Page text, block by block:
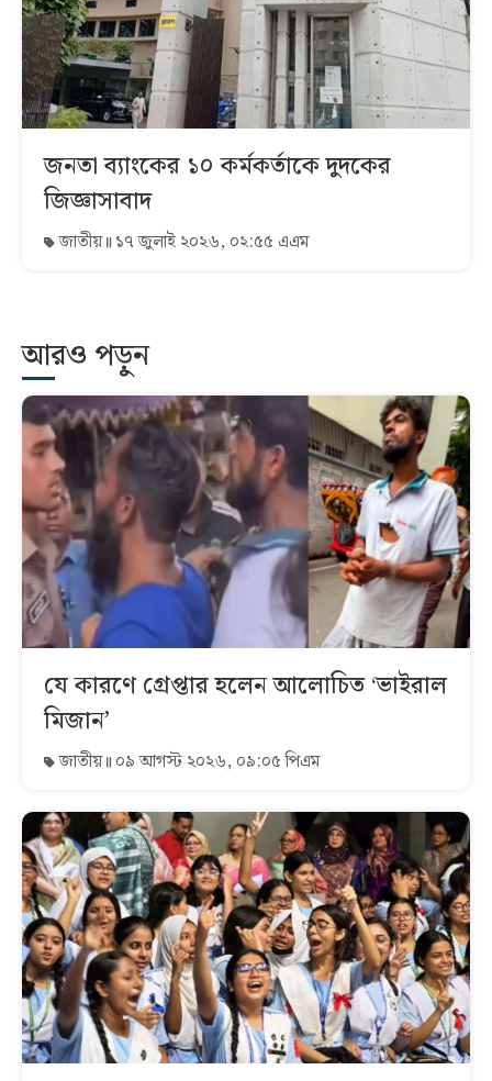
জনতা ব্যাংকের ১০ কর্মকর্তাকে দুদকের
জিজ্ঞাসাবাদ
জাতীয় ১৭ জুলাই ২০২৬, ০২:৫৫ এএম
আরও পড়ুন
যে কারণে গ্রেপ্তার হলেন আলোচিত ‘ভাইরাল
মিজান’
জাতীয় ০৯ আগস্ট ২০২৬, ০৯:০৫ পিএম